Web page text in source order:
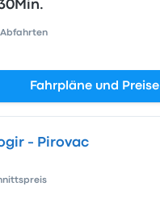
Fahrpläne und Preise
- Pirovac